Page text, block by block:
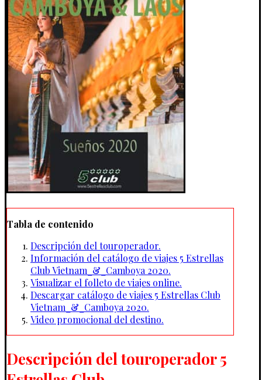
Tabla de contenido
Descripción del touroperador.
Información del catálogo de viajes 5 Estrellas
Club Vietnam_&_Camboya 2020.
Visualizar el folleto de viajes online.
Descargar catálogo de viajes 5 Estrellas Club
Vietnam_&_Camboya 2020.
Video promocional del destino.
Descripción del touroperador 5